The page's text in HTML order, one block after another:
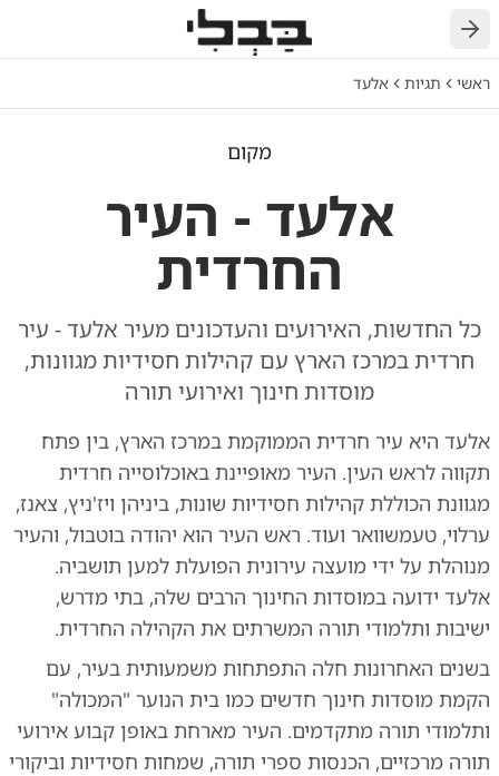
חזרה
ראשי תגיות אלעד
מקום
אלעד - העיר
החרדית
כל החדשות, האירועים והעדכונים מעיר אלעד - עיר
חרדית במרכז הארץ עם קהילות חסידיות מגוונות,
מוסדות חינוך ואירועי תורה
אלעד היא עיר חרדית הממוקמת במרכז הארץ, בין פתח
תקווה לראש העין. העיר מאופיינת באוכלוסייה חרדית
מגוונת הכוללת קהילות חסידיות שונות, ביניהן ויז'ניץ, צאנז,
ערלוי, טעמשוואר ועוד. ראש העיר הוא יהודה בוטבול, והעיר
מנוהלת על ידי מועצה עירונית הפועלת למען תושביה.
אלעד ידועה במוסדות החינוך הרבים שלה, בתי מדרש,
ישיבות ותלמודי תורה המשרתים את הקהילה החרדית.
בשנים האחרונות חלה התפתחות משמעותית בעיר, עם
הקמת מוסדות חינוך חדשים כמו בית הנוער "המכולה"
ותלמודי תורה מתקדמים. העיר מארחת באופן קבוע אירועי
תורה מרכזיים, הכנסות ספרי תורה, שמחות חסידיות וביקורי